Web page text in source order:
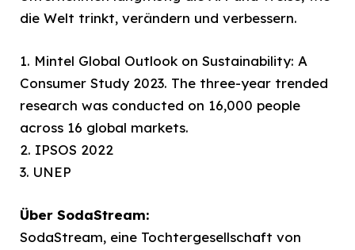
die Welt trinkt, verändern und verbessern.
1. Mintel Global Outlook on Sustainability: A
Consumer Study 2023. The three-year trended
research was conducted on 16,000 people
across 16 global markets.
2. IPSOS 2022
3. UNEP
Über SodaStream:
SodaStream, eine Tochtergesellschaft von